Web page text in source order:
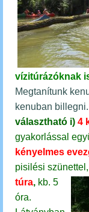
vízitúrázóknak
Megtanítunk
kenuban
választható i) 4
gyakorlással
kényelmes
pisilési
túra, kb. 5
óra.